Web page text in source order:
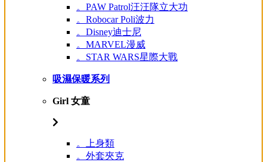
。PAW Patrol汪汪隊立大功
。Robocar Poli波力
。Disney迪士尼
。MARVEL漫威
。STAR WARS星際大戰
吸濕保暖系列
Girl 女童
。上身類
。外套夾克